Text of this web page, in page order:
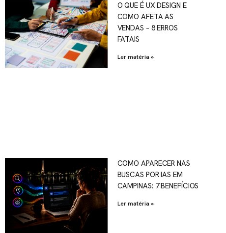
O QUE É UX DESIGN E
COMO AFETA AS
VENDAS – 8 ERROS
FATAIS
Ler matéria »
COMO APARECER NAS
BUSCAS POR IAS EM
CAMPINAS: 7 BENEFÍCIOS
Ler matéria »